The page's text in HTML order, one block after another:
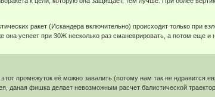
ракет (Искандера включительно) происходит только при
она успеет при 30Ж несколько раз сманеврировать, а потом еще и
этот промежуток её можно завалить (потому нам так не ндравится
даная фишка делает невозможным расчет балистической